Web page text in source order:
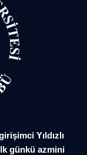
Yıldızlı
günkü azmini